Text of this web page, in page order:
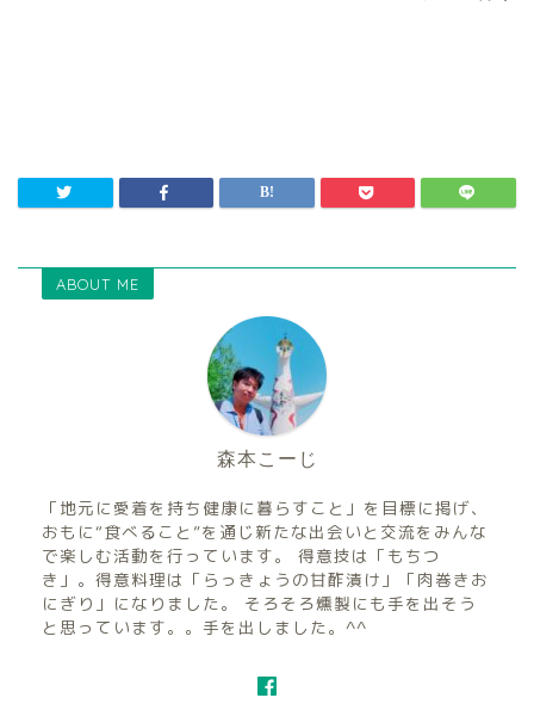
ABOUT ME
森本こーじ
「地元に愛着を持ち健康に暮らすこと」を目標に掲げ、
おもに“食べること”を通じ新たな出会いと交流をみんな
で楽しむ活動を行っています。 得意技は「もちつ
き」。得意料理は「らっきょうの甘酢漬け」「肉巻きお
にぎり」になりました。 そろそろ燻製にも手を出そう
と思っています。。手を出しました。^^